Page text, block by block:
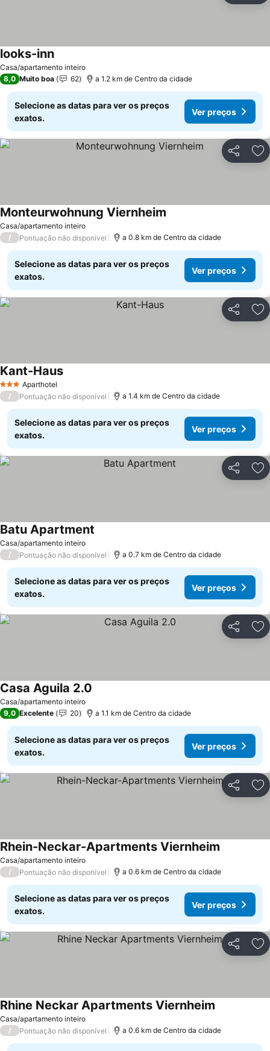
Casa/apartamento inteiro
looks-innVer preços
8,0 Muito boa 62 a 1.2 km de Centro da cidade
Selecione as datas para ver os preços
exatos.
Ver preços
Partilhar
Casa/apartamento inteiro
Monteurwohnung Viernheim
/ Pontuação não disponível a 0.8 km de Centro da cidade
Selecione as datas para ver os preços
exatos.
Ver preços
Partilhar
3 EstrelasAparthotel
Kant-HausVer preços
/ Pontuação não disponível a 1.4 km de Centro da cidade
Selecione as datas para ver os preços
exatos.
Ver preços
Partilhar
Casa/apartamento inteiro
Batu Apartment
/ Pontuação não disponível a 0.7 km de Centro da cidade
Selecione as datas para ver os preços
exatos.
Ver preços
Partilhar
Casa/apartamento inteiro
Casa Aguila 2.0
9,0 Excelente 20 a 1.1 km de Centro da cidade
Selecione as datas para ver os preços
exatos.
Ver preços
Partilhar
Casa/apartamento inteiro
Rhein-Neckar-Apartments Viernheim
/ Pontuação não disponível a 0.6 km de Centro da cidade
Selecione as datas para ver os preços
exatos.
Ver preços
Partilhar
Casa/apartamento inteiro
Rhine Neckar Apartments Viernheim
/ Pontuação não disponível a 0.6 km de Centro da cidade